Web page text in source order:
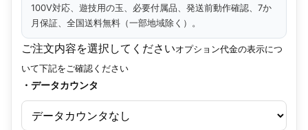
100V対応、遊技用の玉、必要付属品、発送前動作確認、7か
月保証、全国送料無料（一部地域除く）。
ご注文内容を選択してくださいオプション代金の表示につ
いて下記をご確認ください
・データカウンタ